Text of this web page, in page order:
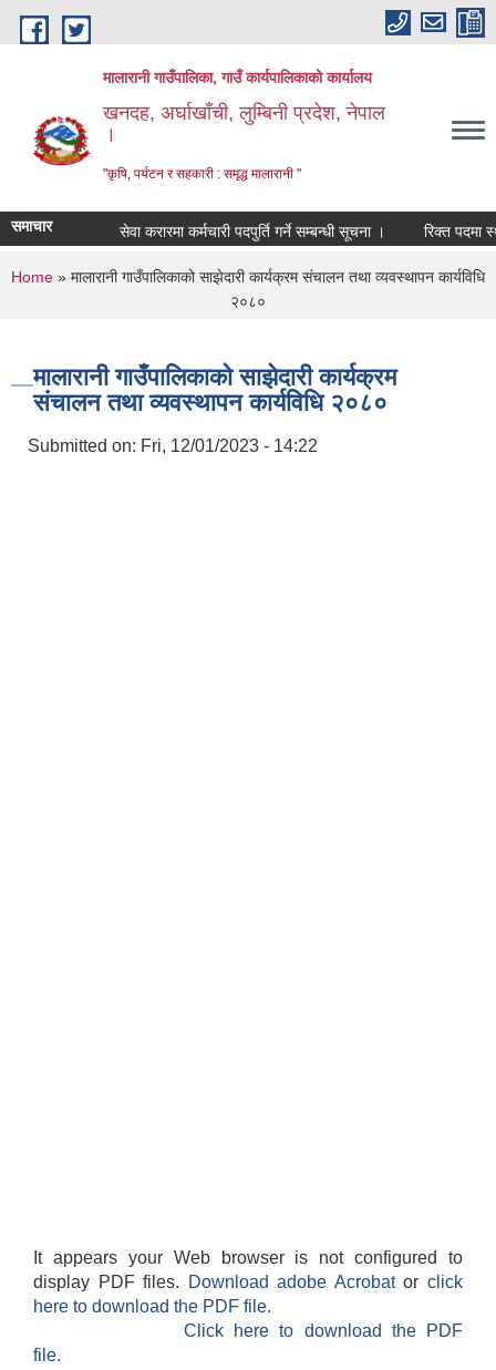
Skip to main content
मालारानी गाउँपालिका, गाउँ कार्यपालिकाको कार्यालय
खनदह, अर्घाखाँची, लुम्बिनी प्रदेश, नेपाल
।
"कृषि, पर्यटन र सहकारी : समृद्ध मालारानी "
समाचार सेवा करारमा कर्मचारी पदपुर्ति गर्ने सम्बन्धी सूचना । रिक्त पदमा
You are here
Home » मालारानी गाउँपालिकाको साझेदारी कार्यक्रम संचालन तथा व्यवस्थापन कार्यविधि
२०८०
मालारानी गाउँपालिकाको साझेदारी कार्यक्रम
संचालन तथा व्यवस्थापन कार्यविधि २०८०
Submitted on: Fri, 12/01/2023 - 14:22
It appears your Web browser is not configured to
display PDF files.
Download adobe Acrobatorclick
here to download the PDF file.
Click here to download the PDF
file.